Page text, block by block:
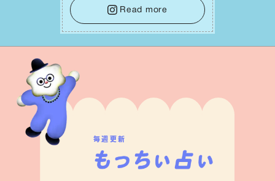
時間を使いましょう。ここでしっかりとエ
ネルギーを蓄え、困難を乗り越える⼒に
変えましょう。
Read more
毎週更新